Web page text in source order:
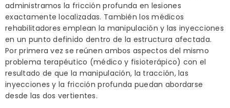
administramos la fricción profunda en lesiones
exactamente localizadas. También los médicos
rehabilitadores emplean la manipulación y las inyecciones
en un punto definido dentro de la estructura afectada.
Por primera vez se reúnen ambos aspectos del mismo
problema terapéutico (médico y fisioterápico) con el
resultado de que la manipulación, la tracción, las
inyecciones y la fricción profunda puedan abordarse
desde las dos vertientes.